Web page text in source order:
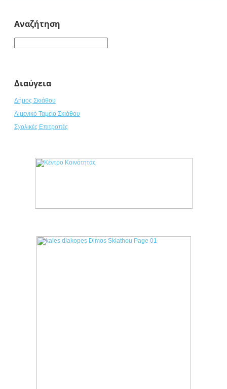
Αναζήτηση
Διαύγεια
Δήμος Σκιάθου
Λιμενικό Ταμείο Σκιάθου
Σχολικές Επιτροπές